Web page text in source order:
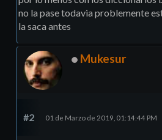
no la pase todavia problemente
la saca antes
Mukesur
#2 01 de Marzo de 2019, 01:14:44 PM